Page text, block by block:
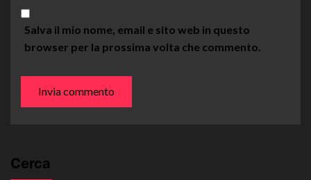
Salva il mio nome, email e sito web in questo
browser per la prossima volta che commento.
Cerca